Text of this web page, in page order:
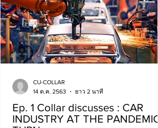
Ep. 1 Collar discusses : CAR
INDUSTRY AT THE PANDEMIC
CU-COLLAR
14 ต.ค. 2563
ยาว 2 นาที